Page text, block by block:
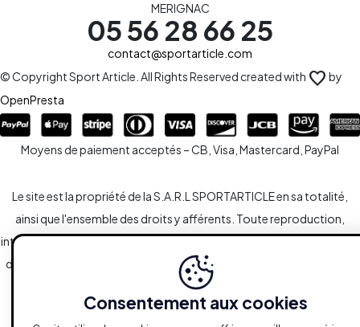
MERIGNAC
05 56 28 66 25
contact@sportarticle.com
© Copyright Sport Article. All Rights Reserved created with favorite by
OpenPresta
Moyens de paiement acceptés – CB, Visa, Mastercard, PayPal
Le site est la propriété de la S.A.R.L SPORTARTICLE en sa totalité,
ainsi que l'ensemble des droits y afférents. Toute reproduction,
intégrale ou partielle, est systématiquement soumise à l'autorisation
des propriétaires. Toutefois, les liaisons du type hypertextes vers le
site sont autorisées sans demandes spécifiques.
Consentement aux cookies